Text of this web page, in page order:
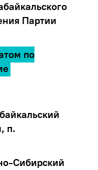
Партии
по
п.
Сибирский